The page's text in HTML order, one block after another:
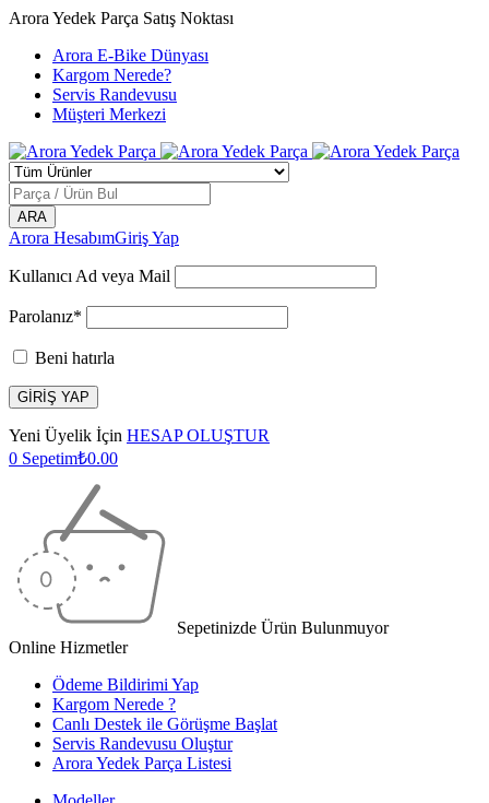
Arora Yedek Parça Satış Noktası
Arora E-Bike Dünyası
Kargom Nerede?
Servis Randevusu
Müşteri Merkezi
Arora HesabımGiriş Yap
Kullanıcı Ad veya Mail
Parolanız*
Beni hatırla
Yeni Üyelik İçin HESAP OLUŞTUR
0 Sepetim₺0.00
Sepetinizde Ürün Bulunmuyor
Online Hizmetler
Ödeme Bildirimi Yap
Kargom Nerede ?
Canlı Destek ile Görüşme Başlat
Servis Randevusu Oluştur
Arora Yedek Parça Listesi